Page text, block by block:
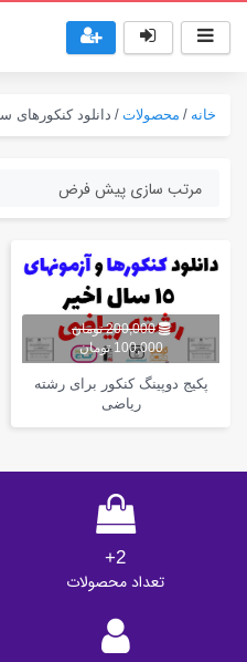
خانه / محصولات / دانلود
200,000 تومان
100,000 تومان
پکیج دوپینگ کنکور برای رشته
ریاضی
2+
تعداد محصولات